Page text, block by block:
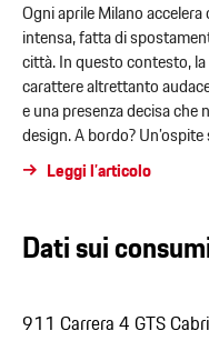
Ogni aprile Milano
intensa, fatta di
città. In questo contesto,
carattere altrettanto
e una presenza decisa
design. A bordo?
Leggi l’articolo
Dati sui
911 Carrera 4 GTS